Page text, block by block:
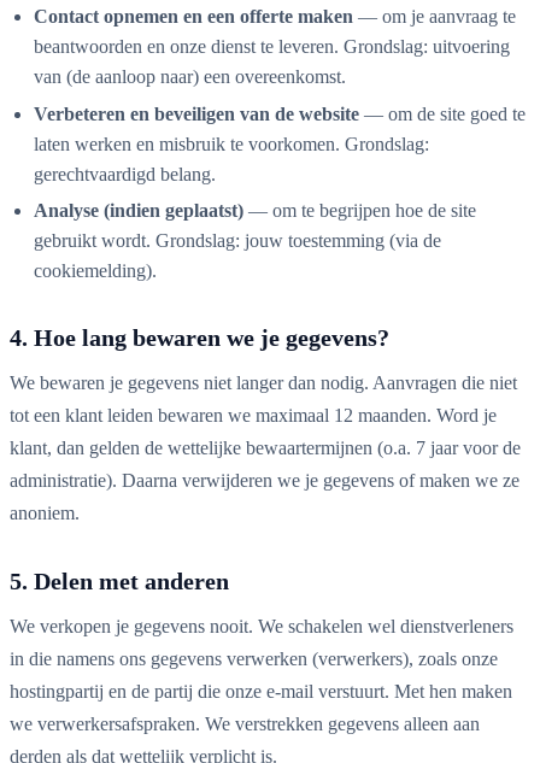
Contact opnemen en een offerte maken — om je aanvraag te
beantwoorden en onze dienst te leveren. Grondslag: uitvoering
van (de aanloop naar) een overeenkomst.
Verbeteren en beveiligen van de website — om de site goed te
laten werken en misbruik te voorkomen. Grondslag:
gerechtvaardigd belang.
Analyse (indien geplaatst) — om te begrijpen hoe de site
gebruikt wordt. Grondslag: jouw toestemming (via de
cookiemelding).
4. Hoe lang bewaren we je gegevens?
We bewaren je gegevens niet langer dan nodig. Aanvragen die niet
tot een klant leiden bewaren we maximaal 12 maanden. Word je
klant, dan gelden de wettelijke bewaartermijnen (o.a. 7 jaar voor de
administratie). Daarna verwijderen we je gegevens of maken we ze
anoniem.
5. Delen met anderen
We verkopen je gegevens nooit. We schakelen wel dienstverleners
in die namens ons gegevens verwerken (verwerkers), zoals onze
hostingpartij en de partij die onze e-mail verstuurt. Met hen maken
we verwerkersafspraken. We verstrekken gegevens alleen aan
derden als dat wettelijk verplicht is.